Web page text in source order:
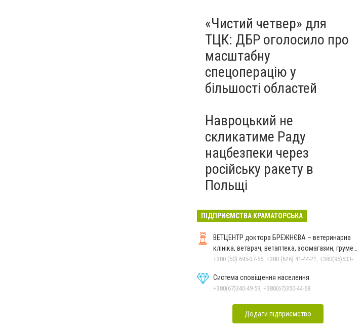
«Чистий четвер» для
ТЦК: ДБР оголосило про
масштабну
спецоперацію у
більшості областей
Навроцький не
скликатиме Раду
нацбезпеки через
російську ракету в
Польщі
ПІДПРИЄМСТВА КРАМАТОРСЬКА
ВЕТЦЕНТР доктора БРЕЖНЄВА – ветеринарна
клініка, ветврач, ветаптека, зоомагазин, грумер,
стрижки.
+380 (50) 695-37-55, +380 (626) 41-44-21, +380(95)533-90-03
Система сповіщення населення
+380(67)340-49-59, +380(67)350-44-68
Додати підприємство